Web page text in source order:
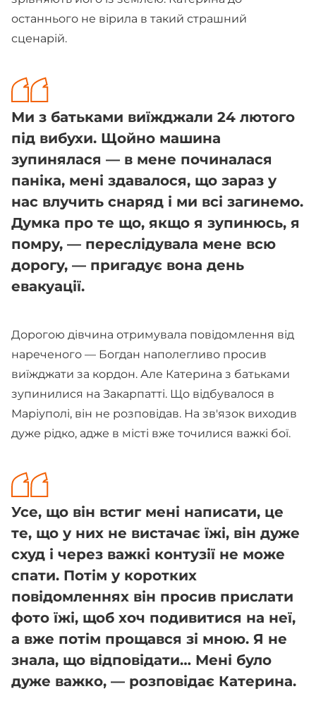
останнього не вірила в такий страшний
сценарій.
Ми з батьками виїжджали 24 лютого
під вибухи. Щойно машина
зупинялася — в мене починалася
паніка, мені здавалося, що зараз у
нас влучить снаряд і ми всі загинемо.
Думка про те що, якщо я зупинюсь, я
помру, — переслідувала мене всю
дорогу, — пригадує вона день
евакуації.
Дорогою дівчина отримувала повідомлення від
нареченого — Богдан наполегливо просив
виїжджати за кордон. Але Катерина з батьками
зупинилися на Закарпатті. Що відбувалося в
Маріуполі, він не розповідав. На зв'язок виходив
дуже рідко, адже в місті вже точилися важкі бої.
Усе, що він встиг мені написати, це
те, що у них не вистачає їжі, він дуже
схуд і через важкі контузії не може
спати. Потім у коротких
повідомленнях він просив прислати
фото їжі, щоб хоч подивитися на неї,
а вже потім прощався зі мною. Я не
знала, що відповідати… Мені було
дуже важко, — розповідає Катерина.